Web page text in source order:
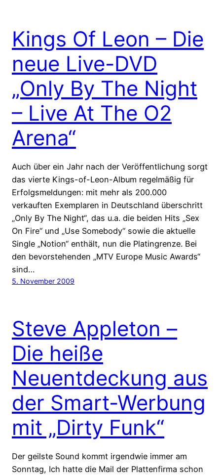
Kings Of Leon – Die
neue Live-DVD
„Only By The Night
– Live At The O2
Arena“
Auch über ein Jahr nach der Veröffentlichung sorgt
das vierte Kings-of-Leon-Album regelmäßig für
Erfolgsmeldungen: mit mehr als 200.000
verkauften Exemplaren in Deutschland überschritt
„Only By The Night“, das u.a. die beiden Hits „Sex
On Fire“ und „Use Somebody“ sowie die aktuelle
Single „Notion“ enthält, nun die Platingrenze. Bei
den bevorstehenden „MTV Europe Music Awards“
sind…
5. November 2009
Steve Appleton –
Die heiße
Neuentdeckung aus
der Smart-Werbung
mit „Dirty Funk“
Der geilste Sound kommt irgendwie immer am
Sonntag, Ich hatte die Mail der Plattenfirma schon